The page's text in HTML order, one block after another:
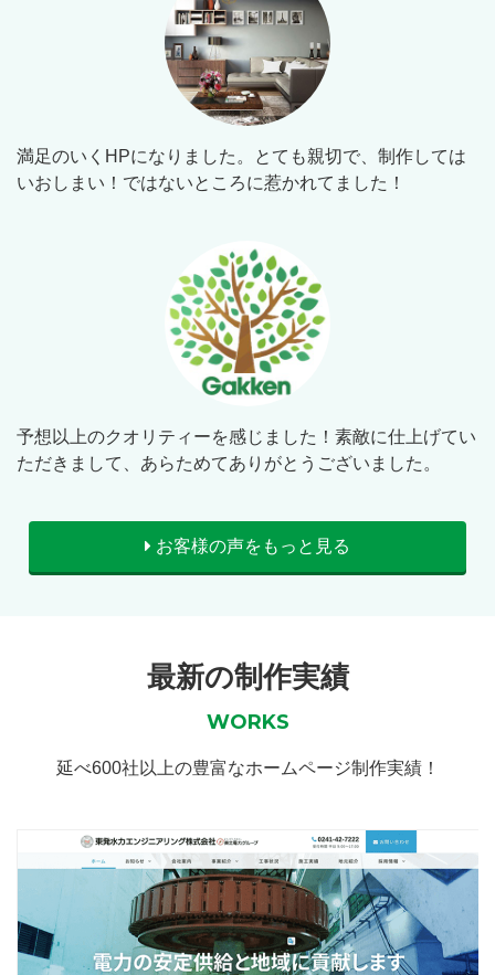
満足のいくHPになりました。とても親切で、制作しては
いおしまい！ではないところに惹かれてました！
予想以上のクオリティーを感じました！素敵に仕上げてい
ただきまして、あらためてありがとうございました。
お客様の声をもっと見る
最新の制作実績
WORKS
延べ600社以上の豊富なホームページ制作実績！